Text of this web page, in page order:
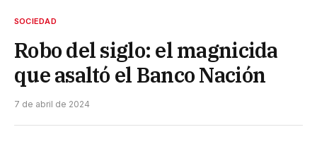
SOCIEDAD
Robo del siglo: el magnicida
que asaltó el Banco Nación
7 de abril de 2024